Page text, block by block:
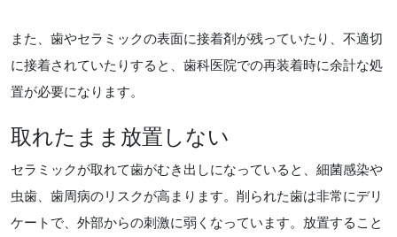
また、歯やセラミックの表面に接着剤が残っていたり、不適切
に接着されていたりすると、歯科医院での再装着時に余計な処
置が必要になります。
取れたまま放置しない
セラミックが取れて歯がむき出しになっていると、細菌感染や
虫歯、歯周病のリスクが高まります。削られた歯は非常にデリ
ケートで、外部からの刺激に弱くなっています。放置すること